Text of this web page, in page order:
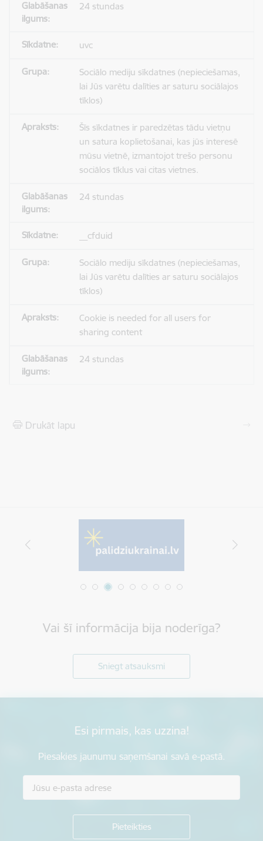
24 stundas
uvc
Sociālo mediju sīkdatnes (nepieciešamas,
lai Jūs varētu dalīties ar saturu sociālajos
tīklos)
Šīs sīkdatnes ir paredzētas tādu vietņu
un satura koplietošanai, kas jūs interesē
mūsu vietnē, izmantojot trešo personu
sociālos tīklus vai citas vietnes.
24 stundas
__cfduid
Sociālo mediju sīkdatnes (nepieciešamas,
lai Jūs varētu dalīties ar saturu sociālajos
tīklos)
Cookie is needed for all users for
sharing content
24 stundas
Drukāt lapu
Vai šī informācija bija noderīga?
Sniegt atsauksmi
Esi pirmais, kas uzzina!
Piesakies jaunumu saņemšanai savā e-pastā.